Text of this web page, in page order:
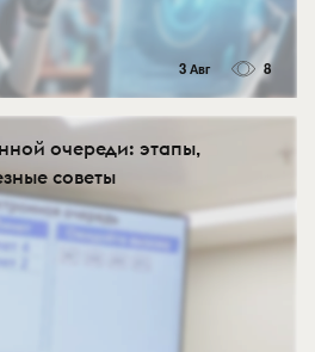
3 Авг 8
очереди: этапы,
советы